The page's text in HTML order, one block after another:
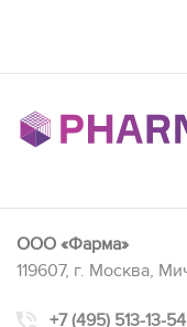
ООО «Фарма»
119607, г. Москва,
+7 (495) 513-13-54